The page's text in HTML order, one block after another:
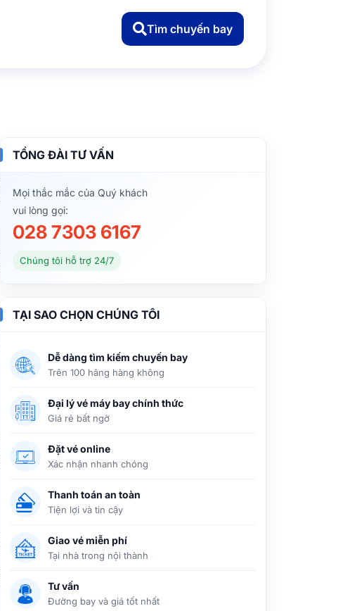
Tìm chuyến bay
TỔNG ĐÀI TƯ VẤN
Mọi thắc mắc của Quý khách
vui lòng gọi:
028 7303 6167
Chúng tôi hỗ trợ 24/7
TẠI SAO CHỌN CHÚNG TÔI
Dễ dàng tìm kiếm chuyến bay
Trên 100 hãng hàng không
Đại lý vé máy bay chính thức
Giá rẻ bất ngờ
Đặt vé online
Xác nhận nhanh chóng
Thanh toán an toàn
Tiện lợi và tin cậy
Giao vé miễn phí
Tại nhà trong nội thành
Tư vấn
Đường bay và giá tốt nhất